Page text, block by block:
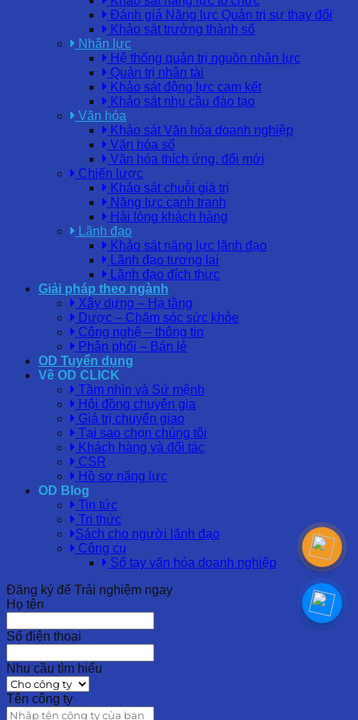
Đánh giá Năng lực Quản trị sự thay đổi
Khảo sát trưởng thành số
Nhân lực
Hệ thống quản trị nguồn nhân lực
Quản trị nhân tài
Khảo sát động lực cam kết
Khảo sát nhu cầu đào tạo
Văn hóa
Khảo sát Văn hóa doanh nghiệp
Văn hóa số
Văn hóa thích ứng, đổi mới
Chiến lược
Khảo sát chuỗi giá trị
Năng lực cạnh tranh
Hài lòng khách hàng
Lãnh đạo
Khảo sát năng lực lãnh đạo
Lãnh đạo tương lai
Lãnh đạo đích thực
Giải pháp theo ngành
Xây dựng – Hạ tầng
Dược – Chăm sóc sức khỏe
Công nghệ – thông tin
Phân phối – Bán lẻ
OD Tuyển dụng
Về OD CLICK
Tầm nhìn và Sứ mệnh
Hội đồng chuyên gia
Giá trị chuyển giao
Tại sao chọn chúng tôi
Khách hàng và đối tác
CSR
Hồ sơ năng lực
OD Blog
Tin tức
Tri thức
Sách cho người lãnh đạo
Công cụ
Sổ tay văn hóa doanh nghiệp
Đăng ký để Trải nghiệm ngay
Họ tên
Số điện thoại
Nhu cầu tìm hiểu
Tên công ty